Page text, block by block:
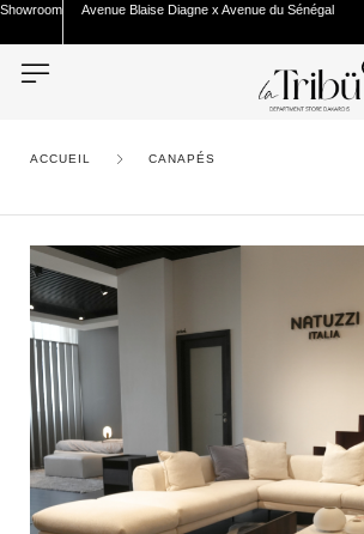
Showroom Avenue Blaise Diagne x Avenue du Sénégal
ACCUEIL CANAPÉS